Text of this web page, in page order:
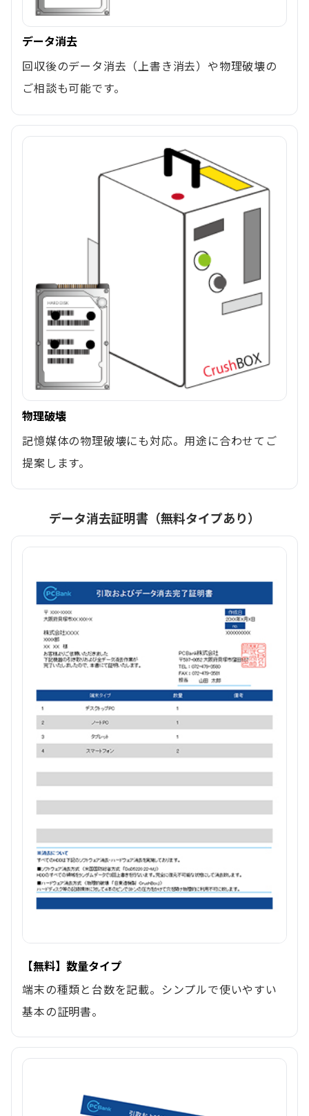
データ消去
回収後のデータ消去（上書き消去）や物理破壊の
ご相談も可能です。
物理破壊
記憶媒体の物理破壊にも対応。用途に合わせてご
提案します。
データ消去証明書（無料タイプあり）
【無料】数量タイプ
端末の種類と台数を記載。シンプルで使いやすい
基本の証明書。